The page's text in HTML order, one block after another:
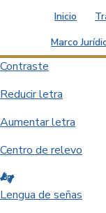
Inicio
Marco
Contraste
Reducir letra
Aumentar letra
Centro de relevo
Lengua de señas